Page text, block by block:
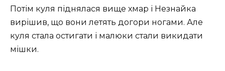
Потім куля піднялася вище хмар і Незнайка
вирішив, що вони летять догори ногами. Але
куля стала остигати і малюки стали викидати
мішки.